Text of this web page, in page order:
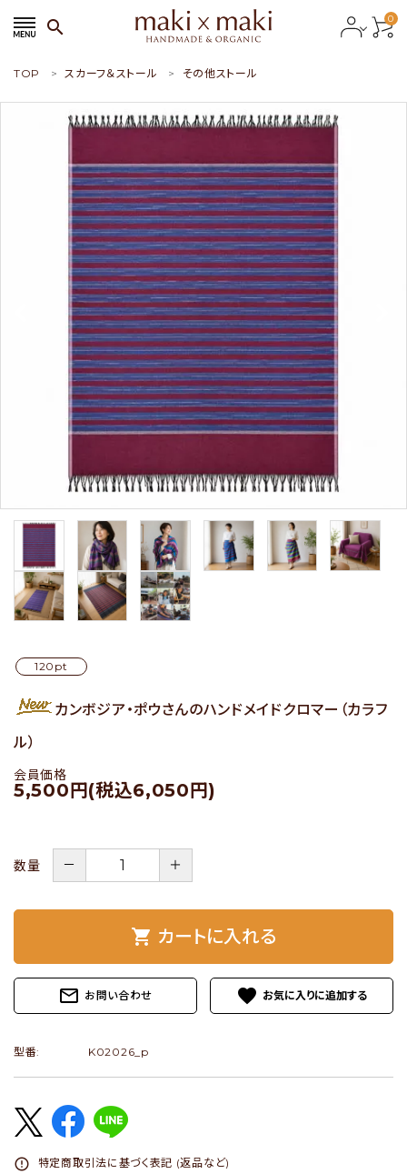
search 0
ようこそ ゲスト 様
会員ログイン person 新規会員登録
おすすめ商品
新商品
特集
アイテムから探す
素材から探す
価格から探す
国から探す
私たちについて
パートナーブランド
ショップブログ
- 配送方法・送料について
- 特定商取引法に基づく表記
- 会員登録・メルマガ登録
- 運営会社
TOP スカーフ＆ストール その他ストール
120pt
カンボジア・ポウさんのハンドメイドクロマー（カラフ
ル）
会員価格
5,500円(税込6,050円)
数量 － ＋
shopping_cart カートに入れる
mail_outline お問い合わせ favorite
型番: K02026_p
error_outline 特定商取引法に基づく表記 (返品など)